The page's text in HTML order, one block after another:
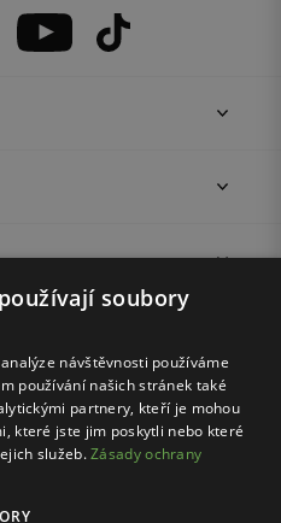
soubory
návštěvnosti používáme
používání našich stránek také
partnery, kteří je mohou
které jste jim poskytli nebo které
služeb.Zásady ochrany